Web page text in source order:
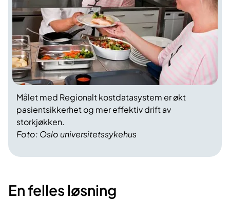
Foto: Oslo universitetssykehus
Målet med Regionalt kostdatasystem er økt
pasientsikkerhet og mer effektiv drift av
storkjøkken.
En felles løsning